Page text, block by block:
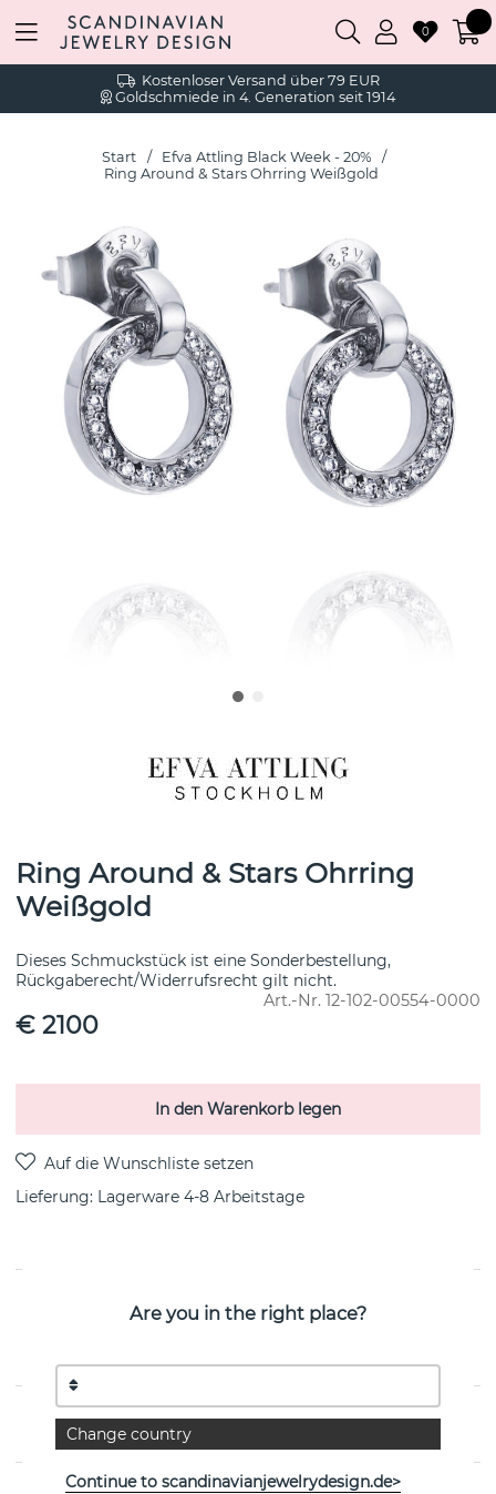
Kostenloser Versand über 79 EUR
Goldschmiede in 4. Generation seit 1914
0
Start
Efva Attling Black Week - 20%
Ring Around & Stars Ohrring Weißgold
Ring Around & Stars Ohrring
Weißgold
Dieses Schmuckstück ist eine Sonderbestellung,
Rückgaberecht/Widerrufsrecht gilt nicht.
Art.-Nr. 12-102-00554-0000
€ 2100
In den Warenkorb legen
Lieferung: Lagerware 4-8 Arbeitstage
PRODUKTBESCHREIBUNG
der schwedischen Marke Efva Attling
EIGENSCHAFTEN
Are you in the right place?
Change country
Continue to scandinavianjewelrydesign.de>